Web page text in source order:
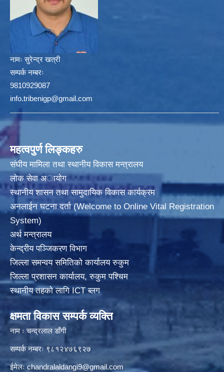
नामः सुरेन्द्र खत्री
सम्पर्क नम्बरः
9810929087
info.tribenigp@gmail.com
महत्वपुर्ण लिङ्कहरु
संघीय मामिला तथा स्थानीय विकास मन्त्रालय
लोक सेवा अायाेग
स्थानीय शासन तथा सामुदायिक विकास कार्यक्रम
अनलाईन घटना दर्ता (Welcome to Online Vital Registration
System)
अर्थ मन्त्रालय
केन्द्रीय पञ्जिकरण विभाग
जिल्ला समन्वय समितिको कार्यालय रुकुम
जिल्ला प्रशासन कार्यालय, रुकुम पश्चिम
स्थानीय तहको लागि ICT ब्लग
क्षमता विकास सम्पर्क व्यक्ति
नाम ः चन्द्रलाल डाँगी
सम्पर्क नम्बरः ९८१२४७६९२७
ईमेलः chandralaldangi9@gmail.com